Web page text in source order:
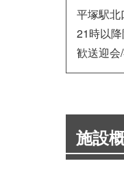
平塚駅北
21時以
歓送迎会
施設